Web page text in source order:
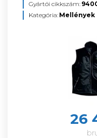
Gyártói cikkszám:
Kategória: Mellények
26